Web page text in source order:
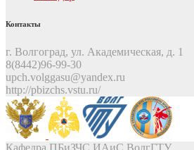
Контакты
г. Волгоград, ул. Академическая, д. 1
8(8442)96-99-30
upch.volggasu@yandex.ru
http://pbizchs.vstu.ru/